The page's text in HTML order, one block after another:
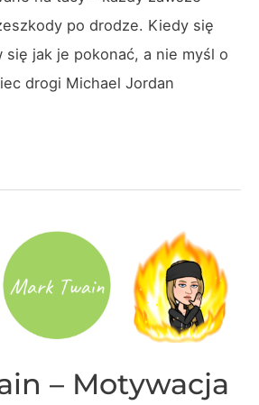
po drodze. Kiedy się
się jak je pokonać, a nie myśl o
drogi Michael Jordan
– Motywacja